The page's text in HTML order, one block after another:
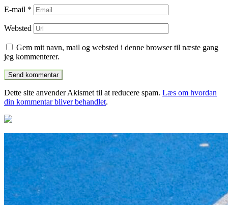
E-mail *
Websted
Gem mit navn, mail og websted i denne browser til næste gang
jeg kommenterer.
Dette site anvender Akismet til at reducere spam. Læs om hvordan
din kommentar bliver behandlet.